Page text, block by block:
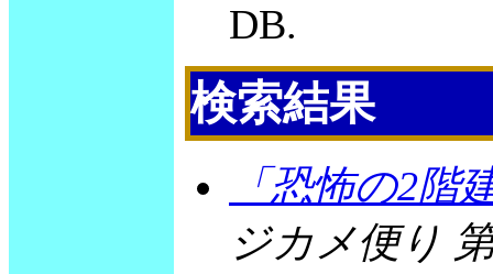
DB.
検索結果
「恐怖の2階
ジカメ便り